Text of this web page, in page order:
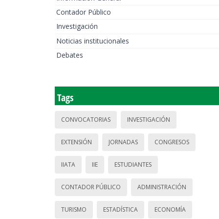
Contador Público
Investigación
Noticias institucionales
Debates
Tags
CONVOCATORIAS INVESTIGACIÓN
EXTENSIÓN JORNADAS CONGRESOS
IIATA IIE ESTUDIANTES
CONTADOR PÚBLICO ADMINISTRACIÓN
TURISMO ESTADÍSTICA ECONOMÍA